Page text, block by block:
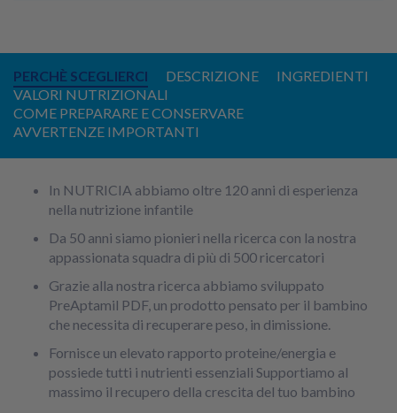
PERCHÈ SCEGLIERCI DESCRIZIONE
INGREDIENTI
VALORI NUTRIZIONALI
COME PREPARARE E CONSERVARE
AVVERTENZE IMPORTANTI
In NUTRICIA abbiamo oltre 120 anni di esperienza
nella nutrizione infantile
Da 50 anni siamo pionieri nella ricerca con la nostra
appassionata squadra di più di 500 ricercatori
Grazie alla nostra ricerca abbiamo sviluppato
PreAptamil PDF, un prodotto pensato per il bambino
che necessita di recuperare peso, in dimissione.
Fornisce un elevato rapporto proteine/energia e
possiede tutti i nutrienti essenziali Supportiamo al
massimo il recupero della crescita del tuo bambino